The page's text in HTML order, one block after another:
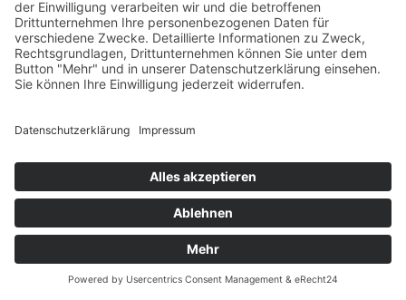
stattfinden. Wie? Weiterlesen!
Impressum Datenschutzerklärung
© MIKS Magazin 2026